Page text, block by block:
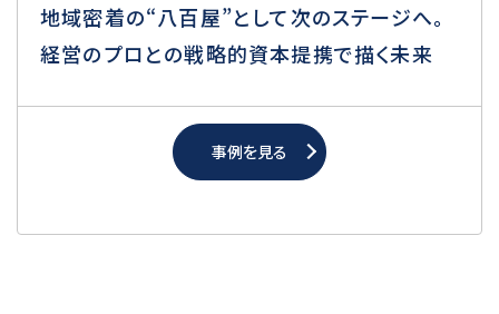
地域密着の“八百屋”として次のステージへ。
経営のプロとの戦略的資本提携で描く未来
事例を見る